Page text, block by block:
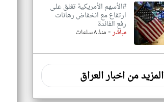
#الأسهم الأمريكية تغلق على
ارتفاع مع انخفاض رهانات
رفع الفائدة
مباشر-منذ ٨ ساعات
المزيد من اخبار العراق